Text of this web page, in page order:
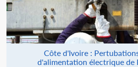
Côte d'Ivoire :
d'alimentation électrique de